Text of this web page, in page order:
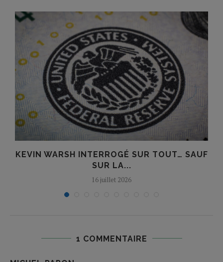
KEVIN WARSH INTERROGÉ SUR TOUT… SAUF
SUR LA...
16 juillet 2026
1 COMMENTAIRE